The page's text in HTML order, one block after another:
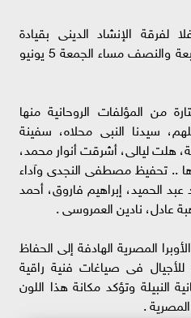
لفرقة الإنشاد الدينى بقيادة
المايسترو عمر فرحات فى السابعة والنصف مساء الجمعة 5 يونيو
من المؤلفات الروحانية منها
سيدنا النبى محلاه، سفينة
هلت ليالى، أشرقت أنوار محمد،
.. تحفيظ مصطفى النجدى وآداء
الحميد، إبراهيم فاروق، أحمد
عادل، نادين العمروسى .
المصرية الهادفة إلى الحفاظ
للأجيال فى صياغات فنية راقية
النبيلة وتؤكد مكانة هذا اللون
.